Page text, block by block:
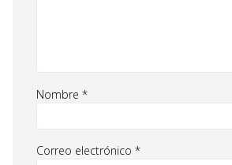
Nombre *
Correo electrónico *